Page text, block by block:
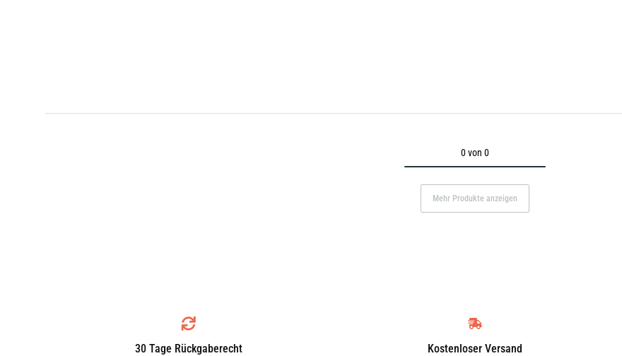
0 von 0
Mehr Produkte anzeigen
30 Tage Rückgaberecht Kostenloser Versand